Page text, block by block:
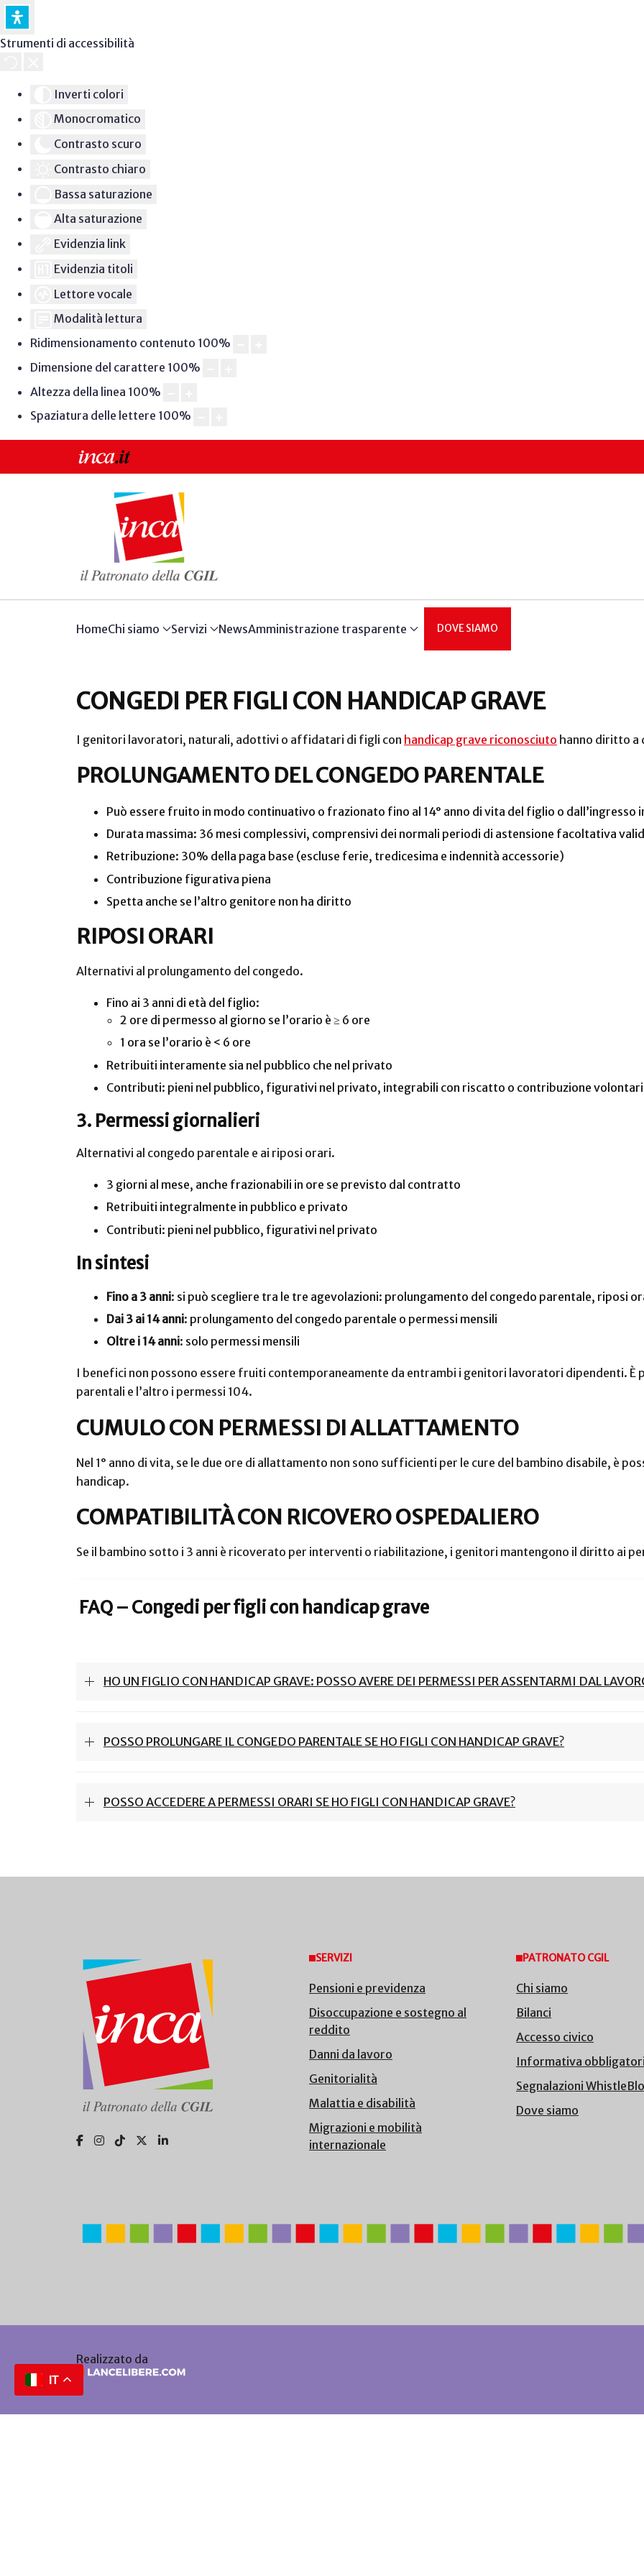
Strumenti di accessibilità
Inverti colori
Monocromatico
Contrasto scuro
Contrasto chiaro
Bassa saturazione
Alta saturazione
Evidenzia link
Evidenzia titoli
Lettore vocale
Modalità lettura
Ridimensionamento contenuto 100%
Dimensione del carattere 100%
Altezza della linea 100%
Spaziatura delle lettere 100%
HomeChi siamo Servizi NewsAmministrazione trasparente DOVE SIAMO
CONGEDI PER FIGLI CON HANDICAP GRAVE
I genitori lavoratori, naturali, adottivi o affidatari di figli con handicap grave riconosciuto hanno diritto a
PROLUNGAMENTO DEL CONGEDO PARENTALE
Può essere fruito in modo continuativo o frazionato fino al 14° anno di vita del figlio o dall’ingresso
Durata massima: 36 mesi complessivi, comprensivi dei normali periodi di astensione facoltativa
Retribuzione: 30% della paga base (escluse ferie, tredicesima e indennità accessorie)
Contribuzione figurativa piena
Spetta anche se l’altro genitore non ha diritto
RIPOSI ORARI
Alternativi al prolungamento del congedo.
Fino ai 3 anni di età del figlio:
2 ore di permesso al giorno se l’orario è ≥ 6 ore
1 ora se l’orario è < 6 ore
Retribuiti interamente sia nel pubblico che nel privato
Contributi: pieni nel pubblico, figurativi nel privato, integrabili con riscatto o contribuzione
3. Permessi giornalieri
Alternativi al congedo parentale e ai riposi orari.
3 giorni al mese, anche frazionabili in ore se previsto dal contratto
Retribuiti integralmente in pubblico e privato
Contributi: pieni nel pubblico, figurativi nel privato
In sintesi
Fino a 3 anni: si può scegliere tra le tre agevolazioni: prolungamento del congedo parentale, riposi
Dai 3 ai 14 anni: prolungamento del congedo parentale o permessi mensili
Oltre i 14 anni: solo permessi mensili
I benefici non possono essere fruiti contemporaneamente da entrambi i genitori lavoratori dipendenti. È
parentali e l’altro i permessi 104.
CUMULO CON PERMESSI DI ALLATTAMENTO
Nel 1° anno di vita, se le due ore di allattamento non sono sufficienti per le cure del bambino disabile, è
handicap.
COMPATIBILITÀ CON RICOVERO OSPEDALIERO
Se il bambino sotto i 3 anni è ricoverato per interventi o riabilitazione, i genitori mantengono il diritto ai
FAQ – Congedi per figli con handicap grave
HO UN FIGLIO CON HANDICAP GRAVE: POSSO AVERE DEI PERMESSI PER ASSENTARMI DAL
POSSO PROLUNGARE IL CONGEDO PARENTALE SE HO FIGLI CON HANDICAP GRAVE?
POSSO ACCEDERE A PERMESSI ORARI SE HO FIGLI CON HANDICAP GRAVE?
SERVIZI
Pensioni e previdenza
Disoccupazione e sostegno al
reddito
Danni da lavoro
Genitorialità
Malattia e disabilità
Migrazioni e mobilità
internazionale
PATRONATO CGIL
Chi siamo
Bilanci
Accesso civico
Informativa
Segnalazioni
Dove siamo
Realizzato da
IT